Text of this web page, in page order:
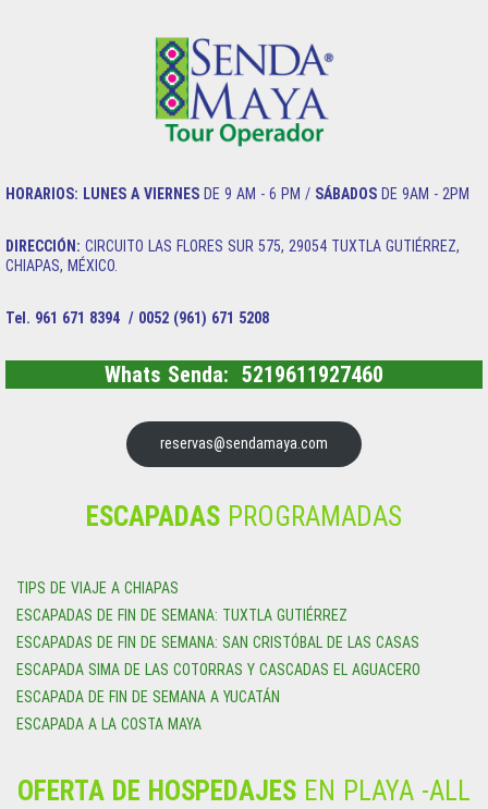
HORARIOS: LUNES A VIERNES DE 9 AM - 6 PM / SÁBADOS DE 9AM - 2PM
DIRECCIÓN: CIRCUITO LAS FLORES SUR 575, 29054 TUXTLA GUTIÉRREZ,
CHIAPAS, MÉXICO.
Tel. 961 671 8394 / 0052 (961) 671 5208
Whats Senda: 5219611927460
reservas@sendamaya.com
ESCAPADAS PROGRAMADAS
TIPS DE VIAJE A CHIAPAS
ESCAPADAS DE FIN DE SEMANA: TUXTLA GUTIÉRREZ
ESCAPADAS DE FIN DE SEMANA: SAN CRISTÓBAL DE LAS CASAS
ESCAPADA SIMA DE LAS COTORRAS Y CASCADAS EL AGUACERO
ESCAPADA DE FIN DE SEMANA A YUCATÁN
ESCAPADA A LA COSTA MAYA
OFERTA DE HOSPEDAJES EN PLAYA -ALL